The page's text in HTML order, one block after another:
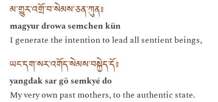
མ་གྱུར་འགྲོ་བ་སེམས་ཅན་ཀུན༔
magyur drowa semchen kün
I generate the intention to lead all sentient beings,
ཡང་དག་སར་འགོད་སེམས་བསྐྱེད་དོ༔
yangdak sar gö semkyé do
My very own past mothers, to the authentic state.